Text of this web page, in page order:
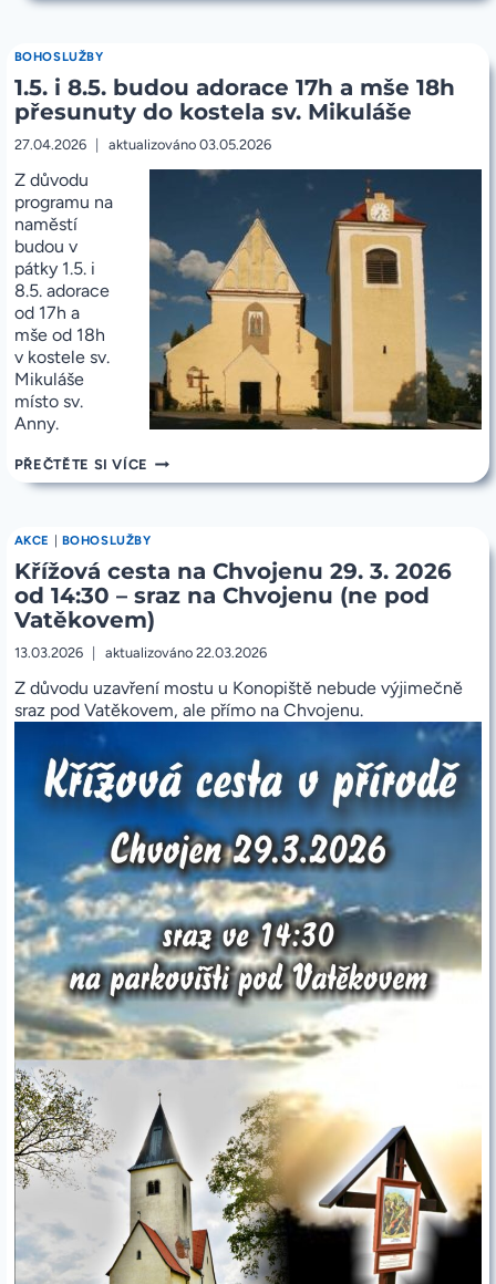
PŘED
SV.
MIKULÁŠEM
BOHOSLUŽBY
1.5. i 8.5. budou adorace 17h a mše 18h
přesunuty do kostela sv. Mikuláše
27.04.2026 aktualizováno 03.05.2026
Zdůvodu
programu na
naměstí
budou v
pátky 1.5. i
8.5. adorace
od 17h a
mše od 18h
v kostele sv.
Mikuláše
místo sv.
Anny.
PŘEČTĚTE SI VÍCE 1.5.
17H
A
MŠE
18H
PŘESUNUTY
DO
KOSTELA
MIKULÁŠE
AKCE | BOHOSLUŽBY
Křížová cesta na Chvojenu 29. 3. 2026
od 14:30 – sraz na Chvojenu (ne pod
Vatěkovem)
13.03.2026 aktualizováno 22.03.2026
Z důvodu uzavření mostu u Konopiště nebude výjimečně
sraz pod Vatěkovem, ale přímo na Chvojenu.